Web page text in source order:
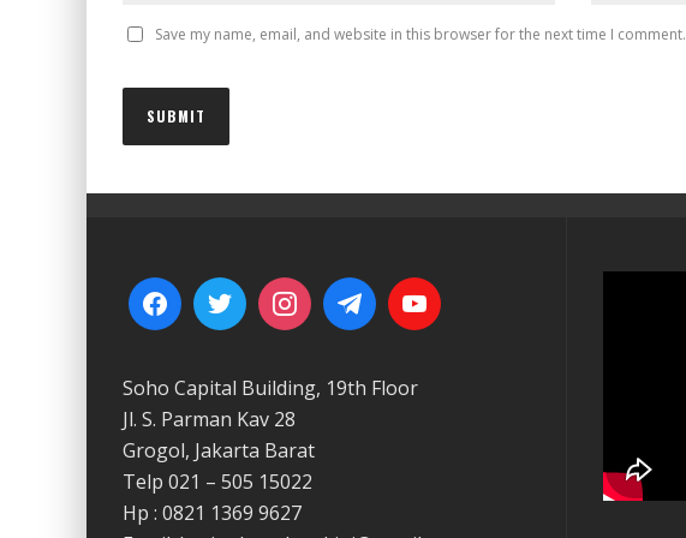
Save my name, email, and website in this browser for the next time I comment.
Soho Capital Building, 19th Floor
Jl. S. Parman Kav 28
Grogol, Jakarta Barat
Telp 021 – 505 15022
Hp : 0821 1369 9627